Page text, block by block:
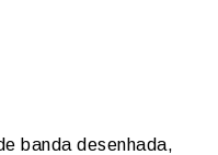
banda desenhada,